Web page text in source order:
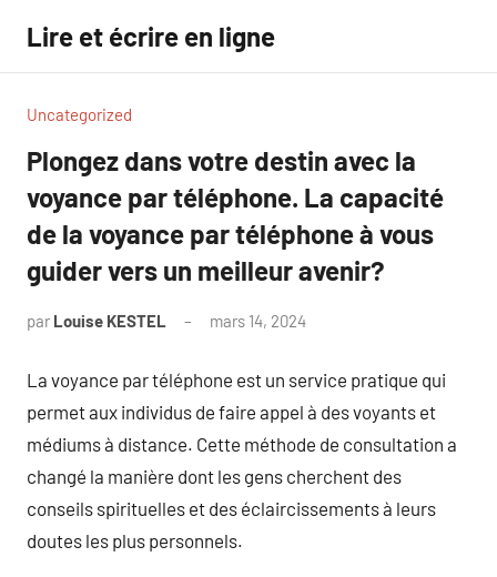
contenu
Lire et écrire en ligne
Uncategorized
Plongez dans votre destin avec la
voyance par téléphone. La capacité
de la voyance par téléphone à vous
guider vers un meilleur avenir?
par Louise KESTEL mars 14, 2024
La voyance par téléphone est un service pratique qui
permet aux individus de faire appel à des voyants et
médiums à distance. Cette méthode de consultation a
changé la manière dont les gens cherchent des
conseils spirituelles et des éclaircissements à leurs
doutes les plus personnels.